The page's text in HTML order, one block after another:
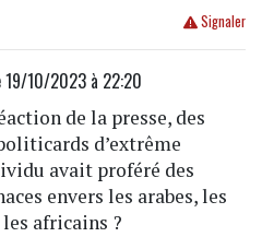
Signaler
19/10/2023 à 22:20
de la presse, des
d’extrême
avait proféré des
envers les arabes, les
africains ?